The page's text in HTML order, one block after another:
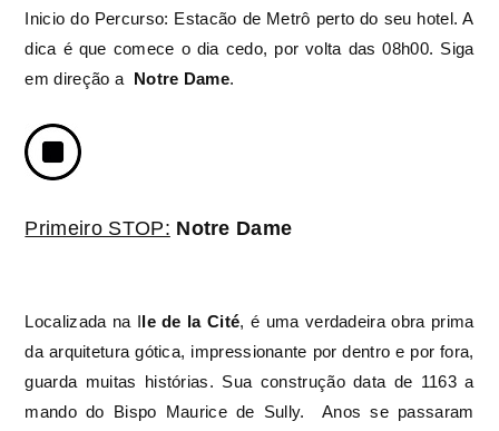
Inicio do Percurso: Estacão de Metrô perto do seu hotel. A
dica é que comece o dia cedo, por volta das 08h00. Siga
em direção a Notre Dame.
Primeiro STOP: Notre Dame
Localizada na Ile de la Cité, é uma verdadeira obra prima
da arquitetura gótica, impressionante por dentro e por fora,
guarda muitas histórias. Sua construção data de 1163 a
mando do Bispo Maurice de Sully. Anos se passaram